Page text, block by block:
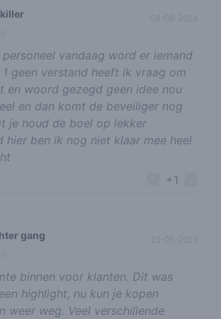
vandaag word er iemand
geen verstand heeft ik vraag om
en woord gezegd geen idee nou
en dan komt de beveiliger nog
je houd de boel op lekker
hier ben ik nog niet klaar mee heel
+1
gang 23-05-2023
binnen voor klanten. Dit was
highlight, nu kun je kopen
weer weg. Veel verschillende